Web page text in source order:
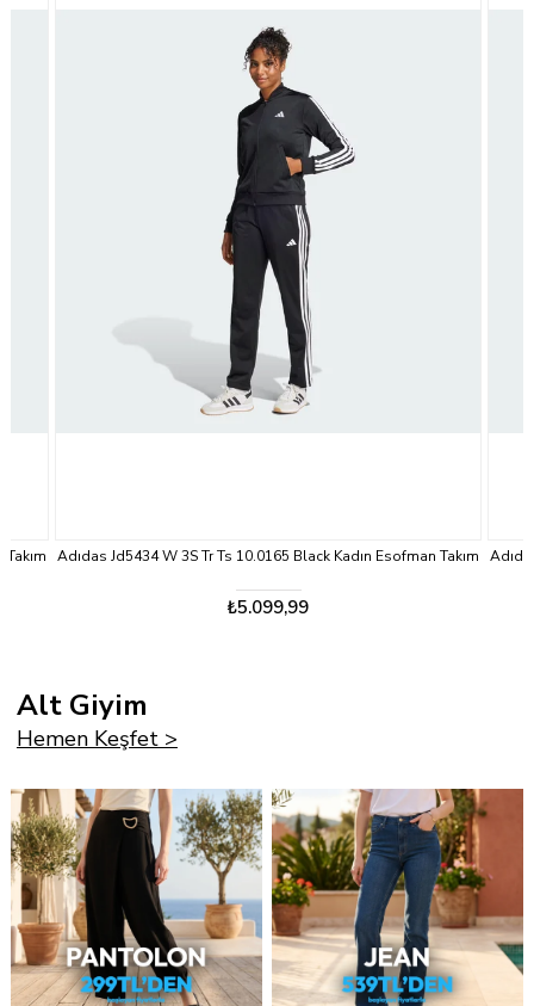
Adıdas Jd5434 W 3S Tr Ts 10.0165 Black Kadın Esofman Takım
₺5.099,99
Alt Giyim
Hemen Keşfet >